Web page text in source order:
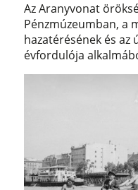
Az Aranyvonat
Pénzmúzeumban, a
hazatérésének és az
évfordulója